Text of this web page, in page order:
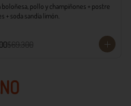
boloñesa, pollo y champiñones + postre
+ soda sandía limón.
$69.300